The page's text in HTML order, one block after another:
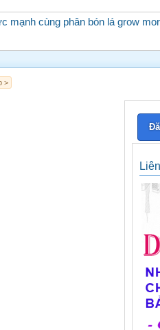
mạnh cùng phân bón lá grow
>